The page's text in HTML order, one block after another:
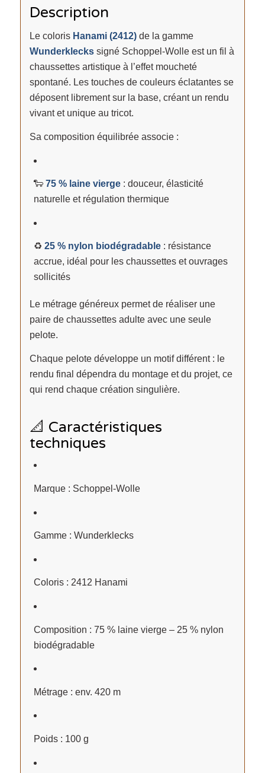
Description
Le coloris Hanami (2412)de la gamme
Wunderkleckssigné Schoppel-Wolle est un fil à
chaussettes artistique à l’effet moucheté
spontané. Les touches de couleurs éclatantes se
déposent librement sur la base, créant un rendu
vivant et unique au tricot.
Sa composition équilibrée associe :
🐑 75 % laine vierge: douceur, élasticité
naturelle et régulation thermique
♻️ 25 % nylon biodégradable: résistance
accrue, idéal pour les chaussettes et ouvrages
sollicités
Le métrage généreux permet de réaliser une
paire de chaussettes adulte avec une seule
pelote.
Chaque pelote développe un motif différent : le
rendu final dépendra du montage et du projet, ce
qui rend chaque création singulière.
📐 Caractéristiques
techniques
Marque : Schoppel-Wolle
Gamme : Wunderklecks
Coloris : 2412 Hanami
Composition : 75 % laine vierge – 25 % nylon
biodégradable
Métrage : env. 420 m
Poids : 100 g